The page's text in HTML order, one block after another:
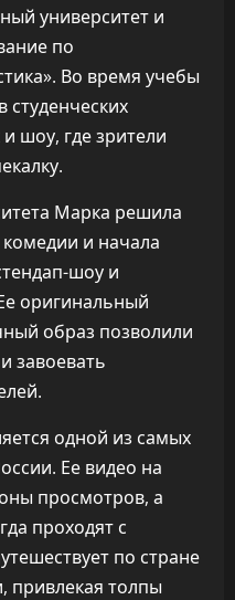
университет и
по
Во время учебы
студенческих
шоу, где зрители
Марка решила
и начала
шоу и
оригинальный
образ позволили
завоевать
одной из самых
Ее видео на
просмотров, а
проходят с
по стране
привлекая толпы